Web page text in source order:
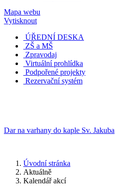
Mapa webu
Vytisknout
ÚŘEDNÍ DESKA
ZŠ a MŠ
Zpravodaj
Virtuální prohlídka
Podpořené projekty
Rezervační systém
Dar na varhany do kaple Sv. Jakuba
Úvodní stránka
Aktuálně
Kalendář akcí